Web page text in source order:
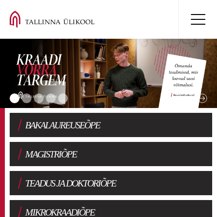
BAKALAUREUSEÕPE
MAGISTRIÕPE
TEADUS JA DOKTORIÕPE
MIKROKRAADIÕPE